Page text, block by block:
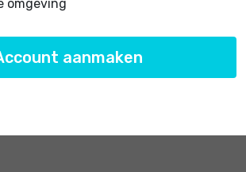
omgeving
aanmaken